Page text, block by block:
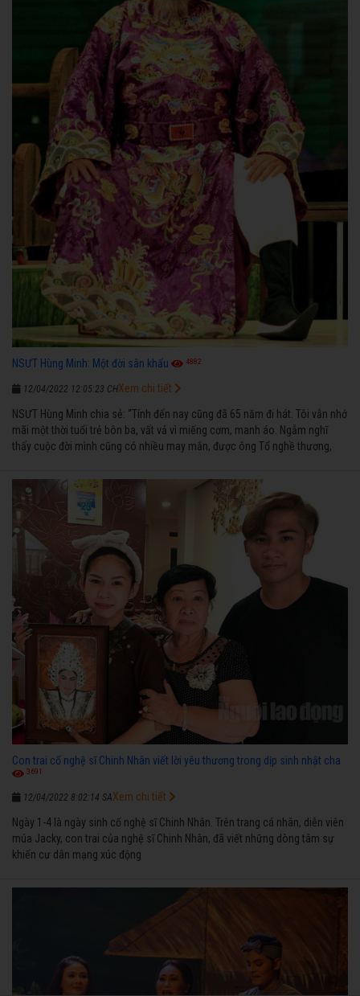
NSƯT Hùng Minh: Một đời sân khấu 4882
12/04/2022 12:05:23 CH
NSƯT Hùng Minh chia sẻ: “Tính đến nay cũng đã 65 năm đi hát. Tôi vẫn nhớ
mãi một thời tuổi trẻ bôn ba, vất vả vì miếng cơm, manh áo. Ngẫm nghĩ
thấy cuộc đời mình cũng có nhiều may mắn, được ông Tổ nghề thương,
ngược nhận được những cơ may để từng bước thành danh với nghiệp ca
diễn”.
Xem chi tiết
Con trai cố nghệ sĩ Chinh Nhân viết lời yêu thương trong dịp sinh nhật cha
3691
12/04/2022 8:02:14 SA
Ngày 1-4 là ngày sinh cố nghệ sĩ Chinh Nhân. Trên trang cá nhân, diễn viên
múa Jacky, con trai của nghệ sĩ Chinh Nhân, đã viết những dòng tâm sự
khiến cư dân mạng xúc động
Xem chi tiết